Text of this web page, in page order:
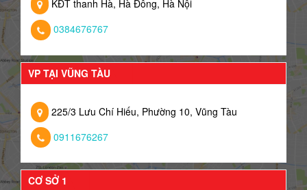
KĐT thanh Hà, Hà Đông, Hà Nội
0384676767
VP TẠI VŨNG TÀU
225/3 Lưu Chí Hiếu, Phường 10, Vũng Tàu
0911676267
CƠ SỞ 1